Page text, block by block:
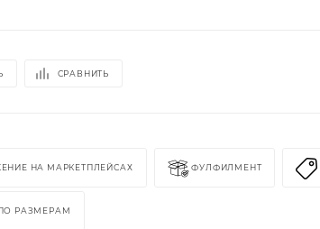
СРАВНИТЬ
НА МАРКЕТПЛЕЙСАХ ФУЛФИЛМЕНТ
РАЗМЕРАМ